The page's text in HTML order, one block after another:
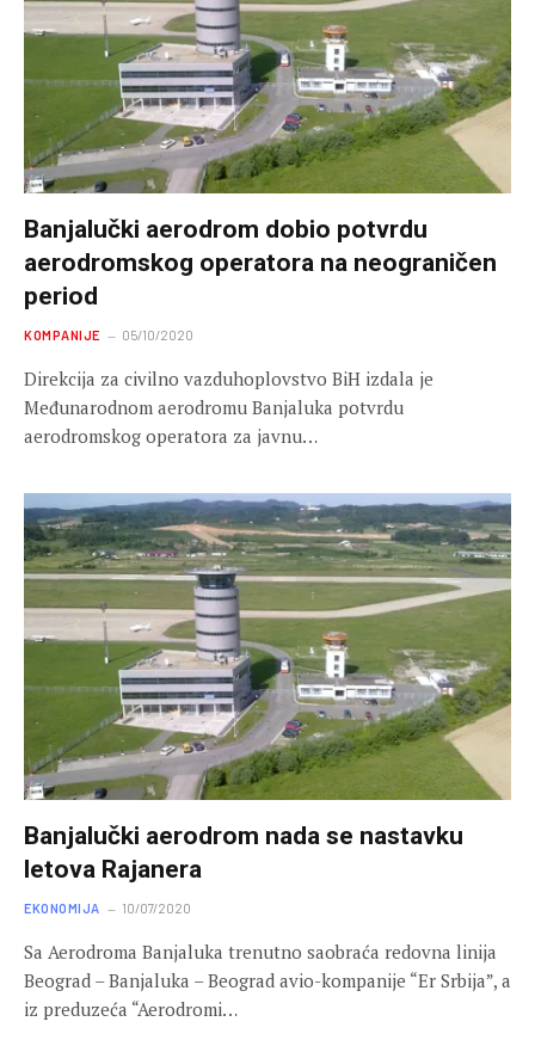
Banjalučki aerodrom dobio potvrdu
aerodromskog operatora na neograničen
period
KOMPANIJE 05/10/2020
Direkcija za civilno vazduhoplovstvo BiH izdala je
Međunarodnom aerodromu Banjaluka potvrdu
aerodromskog operatora za javnu…
Banjalučki aerodrom nada se nastavku
letova Rajanera
EKONOMIJA 10/07/2020
Sa Aerodroma Banjaluka trenutno saobraća redovna linija
Beograd – Banjaluka – Beograd avio-kompanije “Er Srbija”, a
iz preduzeća “Aerodromi…